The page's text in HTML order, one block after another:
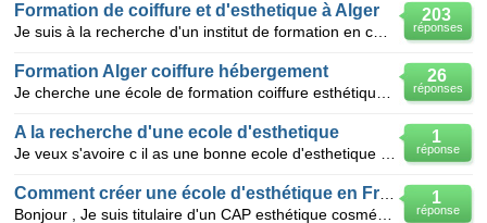
203
réponses
Formation de coiffure et d'esthetique à Alger
26
réponses
Formation Alger coiffure hébergement
1
réponse
A la recherche d'une ecole d'esthetique
1
réponse